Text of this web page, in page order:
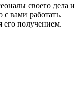
своего дела и
вами работать.
его получением.